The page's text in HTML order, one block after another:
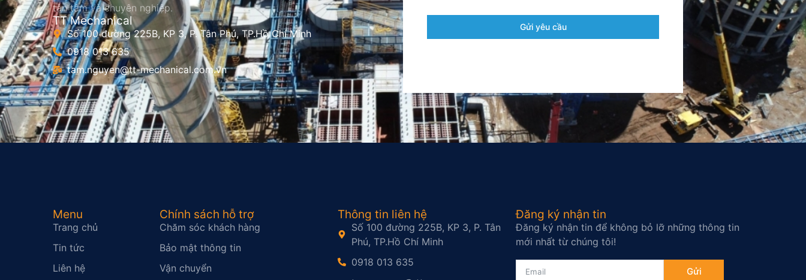
tận tâm và chuyên nghiệp.
TT Mechanical
Số 100 đường 225B, KP 3, P. Tân Phú, TP.Hồ Chí Minh
0918 013 635
tam.nguyen@tt-mechanical.com.vn
Gửi yêu cầu
Menu
Trang chủ
Tin tức
Liên hệ
Chính sách hỗ trợ
Chăm sóc khách hàng
Bảo mật thông tin
Vận chuyển
Thông tin liên hệ
Số 100 đường 225B, KP 3, P. Tân
Phú, TP.Hồ Chí Minh
0918 013 635
Đăng ký nhận tin
Đăng ký nhận tin để không bỏ lỡ những thông tin
mới nhất từ chúng tôi!
Gửi